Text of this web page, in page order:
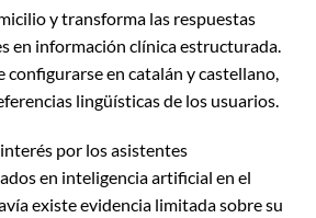
y transforma las respuestas
en información clínica estructurada.
configurarse en catalán y castellano,
lingüísticas de los usuarios.
por los asistentes
en inteligencia artificial en el
existe evidencia limitada sobre su